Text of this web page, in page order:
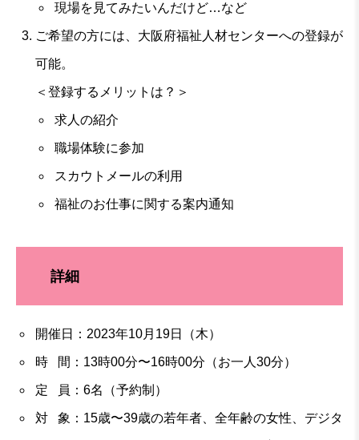
現場を見てみたいんだけど…など
ご希望の方には、大阪府福祉人材センターへの登録が
可能。
＜登録するメリットは？＞
求人の紹介
職場体験に参加
スカウトメールの利用
福祉のお仕事に関する案内通知
詳細
開催日：2023年10月19日（木）
時 間：13時00分〜16時00分（お一人30分）
定 員：6名（予約制）
対 象：15歳〜39歳の若年者、全年齢の女性、デジタ